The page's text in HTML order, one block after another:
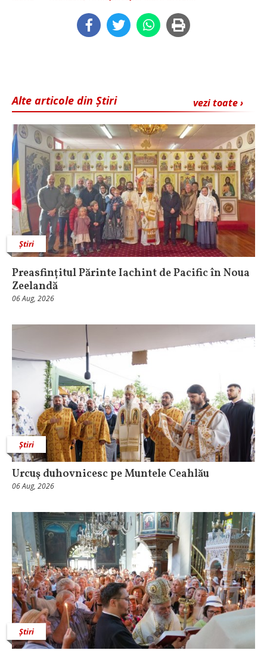
vezi toate ›
Alte articole din Știri
Știri
Preasfințitul Părinte Iachint de Pacific în Noua
Zeelandă
06 Aug, 2026
Știri
Urcuş duhovnicesc pe Muntele Ceahlău
06 Aug, 2026
Știri